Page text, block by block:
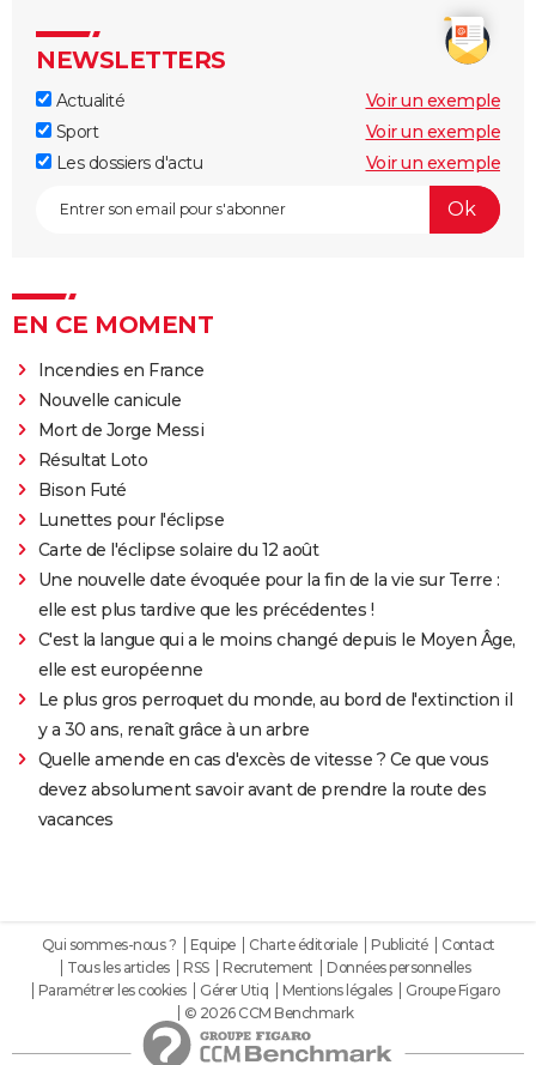
NEWSLETTERS
Actualité
Voir un exemple
Sport
Voir un exemple
Les dossiers d'actu
Voir un exemple
EN CE MOMENT
Incendies en France
Nouvelle canicule
Mort de Jorge Messi
Résultat Loto
Bison Futé
Lunettes pour l'éclipse
Carte de l'éclipse solaire du 12 août
Une nouvelle date évoquée pour la fin de la vie sur Terre :
elle est plus tardive que les précédentes !
C'est la langue qui a le moins changé depuis le Moyen Âge,
elle est européenne
Le plus gros perroquet du monde, au bord de l'extinction il
y a 30 ans, renaît grâce à un arbre
Quelle amende en cas d'excès de vitesse ? Ce que vous
devez absolument savoir avant de prendre la route des
vacances
Qui sommes-nous ? Equipe Charte éditoriale Publicité
Contact
Tous les articles
RSS Recrutement
Données personnelles
Paramétrer les cookies
Gérer Utiq Mentions légales
Groupe Figaro
© 2026 CCM Benchmark